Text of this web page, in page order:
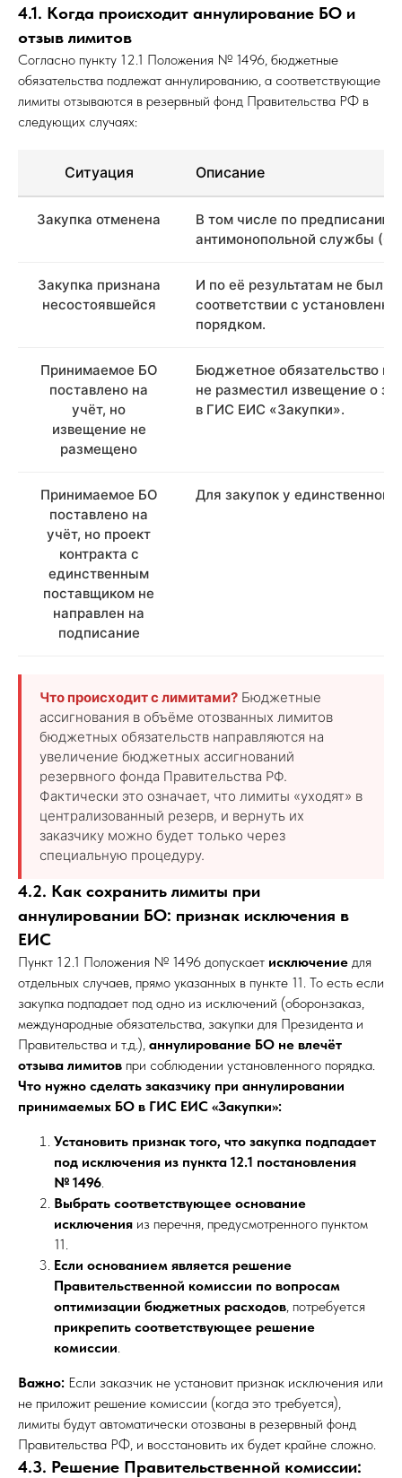
4.1. Когда происходит аннулирование БО и
отзыв лимитов
Согласно пункту 12.1 Положения № 1496, бюджетные
обязательства подлежат аннулированию, а соответствующие
лимиты отзываются в резервный фонд Правительства РФ в
следующих случаях:
Ситуация Описание
Закупка отменена
В том числе по предписанию
антимонопольной службы
Закупка признана
несостоявшейся
И по её результатам не был
соответствии с
порядком.
Принимаемое БО
поставлено на
учёт, но
извещение не
размещено
Бюджетное обязательство
не разместил извещение о
в ГИС ЕИС «Закупки».
Принимаемое БО
поставлено на
учёт, но проект
контракта с
единственным
поставщиком не
направлен на
подписание
Для закупок у
Что происходит с лимитами? Бюджетные
ассигнования в объёме отозванных лимитов
бюджетных обязательств направляются на
увеличение бюджетных ассигнований
резервного фонда Правительства РФ.
Фактически это означает, что лимиты «уходят» в
централизованный резерв, и вернуть их
заказчику можно будет только через
специальную процедуру.
4.2. Как сохранить лимиты при
аннулировании БО: признак исключения в
ЕИС
Пункт 12.1 Положения № 1496 допускает исключение для
отдельных случаев, прямо указанных в пункте 11. То есть если
закупка подпадает под одно из исключений (оборонзаказ,
международные обязательства, закупки для Президента и
Правительства и т.д.), аннулирование БО не влечёт
отзыва лимитов при соблюдении установленного порядка.
Что нужно сделать заказчику при аннулировании
принимаемых БО в ГИС ЕИС «Закупки»:
Установить признак того, что закупка подпадает
под исключения из пункта 12.1 постановления
№ 1496.
Выбрать соответствующее основание
исключения из перечня, предусмотренного пунктом
11.
Если основанием является решение
Правительственной комиссии по вопросам
оптимизации бюджетных расходов, потребуется
прикрепить соответствующее решение
комиссии.
Важно: Если заказчик не установит признак исключения или
не приложит решение комиссии (когда это требуется),
лимиты будут автоматически отозваны в резервный фонд
Правительства РФ, и восстановить их будет крайне сложно.
4.3. Решение Правительственной комиссии: